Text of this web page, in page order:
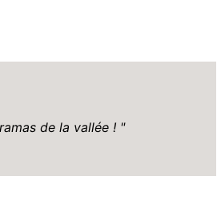
de la vallée !